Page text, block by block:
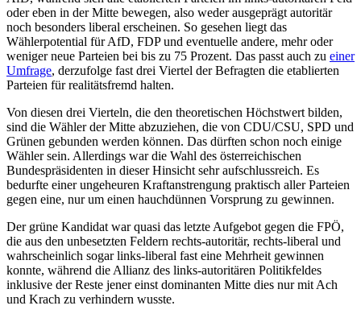
oder eben in der Mitte bewegen, also weder ausgeprägt autoritär
noch besonders liberal erscheinen. So gesehen liegt das
Wählerpotential für AfD, FDP und eventuelle andere, mehr oder
weniger neue Parteien bei bis zu 75 Prozent. Das passt auch zu einer
Umfrage, derzufolge fast drei Viertel der Befragten die etablierten
Parteien für realitätsfremd halten.
Von diesen drei Vierteln, die den theoretischen Höchstwert bilden,
sind die Wähler der Mitte abzuziehen, die von CDU/CSU, SPD und
Grünen gebunden werden können. Das dürften schon noch einige
Wähler sein. Allerdings war die Wahl des österreichischen
Bundespräsidenten in dieser Hinsicht sehr aufschlussreich. Es
bedurfte einer ungeheuren Kraftanstrengung praktisch aller Parteien
gegen eine, nur um einen hauchdünnen Vorsprung zu gewinnen.
Der grüne Kandidat war quasi das letzte Aufgebot gegen die FPÖ,
die aus den unbesetzten Feldern rechts-autoritär, rechts-liberal und
wahrscheinlich sogar links-liberal fast eine Mehrheit gewinnen
konnte, während die Allianz des links-autoritären Politikfeldes
inklusive der Reste jener einst dominanten Mitte dies nur mit Ach
und Krach zu verhindern wusste.